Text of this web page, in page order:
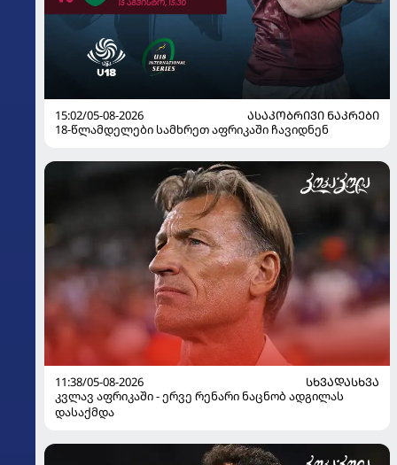
15:02/05-08-2026
ᲐᲡᲐᲙᲝᲑᲠᲘᲕᲘ ᲜᲐᲙᲠᲔᲑᲘ
18-წლამდელები სამხრეთ აფრიკაში ჩავიდნენ
11:38/05-08-2026
ᲡᲮᲕᲐᲓᲐᲡᲮᲕᲐ
კვლავ აფრიკაში - ერვე რენარი ნაცნობ ადგილას
დასაქმდა